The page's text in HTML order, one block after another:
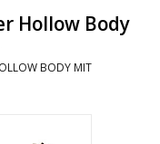
Hollow Body
BODY MIT